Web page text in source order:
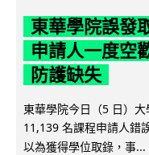
東華學院誤發
申請人一度空
防護缺失
東華學院今日（5 日）
11,139 名課程申請人錯
以為獲得學位取錄，事...